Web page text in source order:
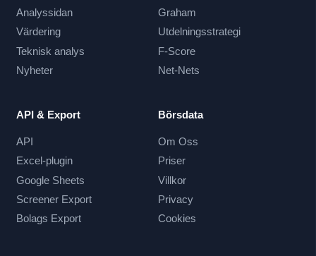
Analyssidan
Värdering
Teknisk analys
Nyheter
Graham
Utdelningsstrategi
F-Score
Net-Nets
API & Export
API
Excel-plugin
Google Sheets
Screener Export
Bolags Export
Börsdata
Om Oss
Priser
Villkor
Privacy
Cookies